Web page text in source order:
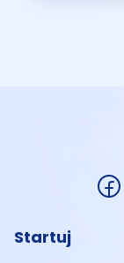
Startuj